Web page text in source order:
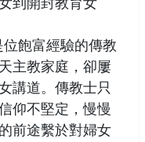
飽富經驗的傳教
主教家庭，卻屢
講道。傳教士只
仰不堅定，慢慢
前途繫於對婦女